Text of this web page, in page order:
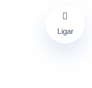
Ligar